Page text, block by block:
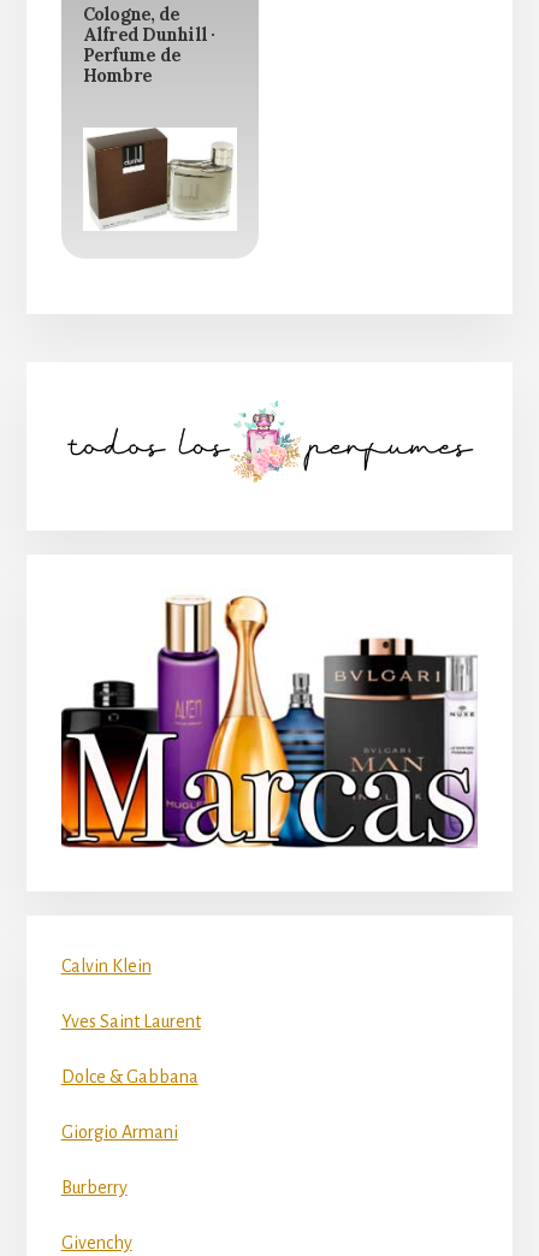
Cologne, de
Alfred Dunhill ·
Perfume de
Hombre
lateral
Calvin Klein
Yves Saint Laurent
Dolce & Gabbana
Giorgio Armani
Burberry
Givenchy